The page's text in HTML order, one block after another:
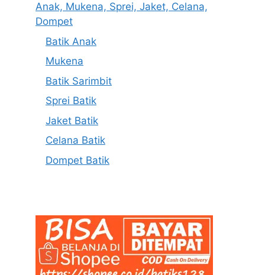
Anak, Mukena, Sprei, Jaket, Celana,
Dompet
Batik Anak
Mukena
Batik Sarimbit
Sprei Batik
Jaket Batik
Celana Batik
Dompet Batik